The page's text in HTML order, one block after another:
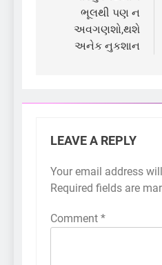
ભૂલથી પણ ન
અવગણશો,થશે
અનેક નુકશાન
LEAVE A REPLY
Your email address
Required fields are
Comment *